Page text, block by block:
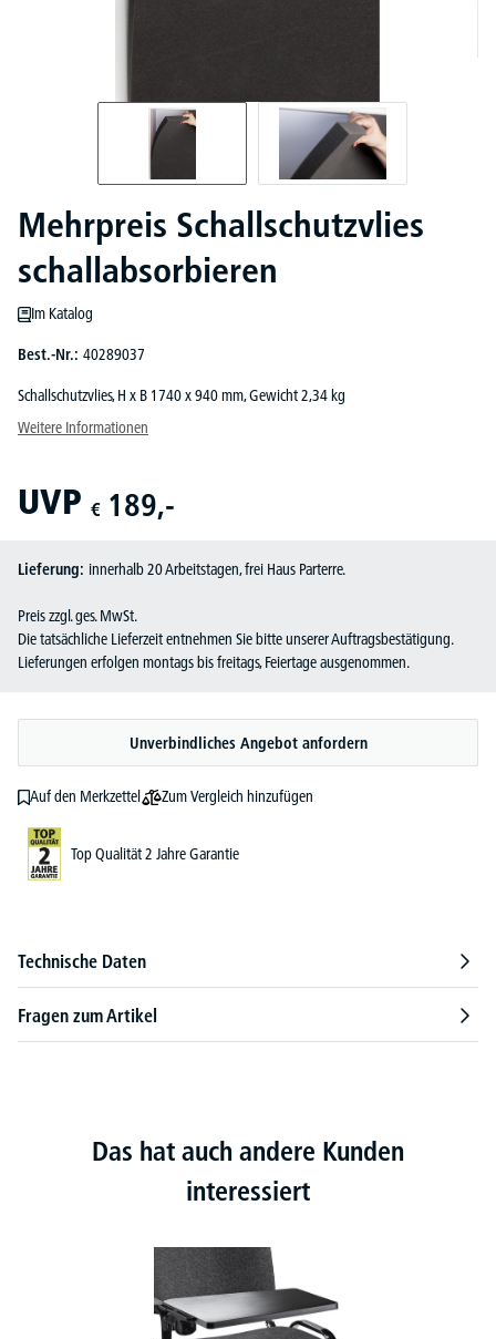
Mehrpreis Schallschutzvlies
schallabsorbieren
Im Katalog
Best.-Nr.: 40289037
Schallschutzvlies, H x B 1740 x 940 mm, Gewicht 2,34 kg
Weitere Informationen
UVP € 189,-
Lieferung: innerhalb 20 Arbeitstagen, frei Haus Parterre.
Preis zzgl. ges. MwSt.
Die tatsächliche Lieferzeit entnehmen Sie bitte unserer Auftragsbestätigung.
Lieferungen erfolgen montags bis freitags, Feiertage ausgenommen.
Unverbindliches Angebot anfordern
Auf den Merkzettel Zum Vergleich hinzufügen
Top Qualität 2 Jahre Garantie
Technische Daten
Fragen zum Artikel
Das hat auch andere Kunden
interessiert